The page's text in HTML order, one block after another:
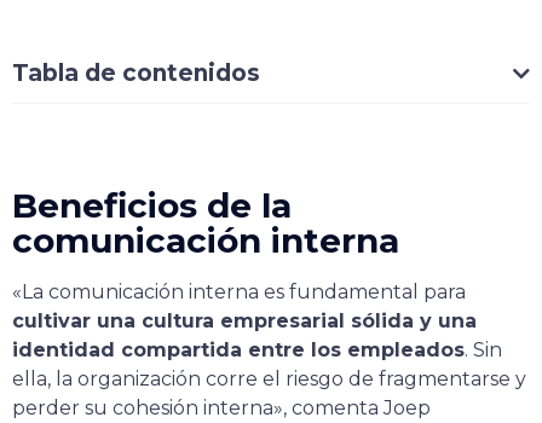
Tabla de contenidos
Beneficios de la
comunicación interna
«La comunicación interna es fundamental para
cultivar una cultura empresarial sólida y una
identidad compartida entre los empleados. Sin
ella, la organización corre el riesgo de fragmentarse y
perder su cohesión interna», comenta Joep